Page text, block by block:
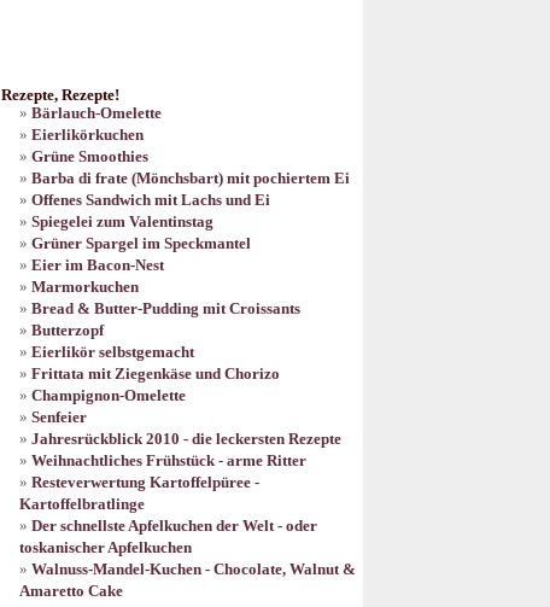
Rezepte, Rezepte!
Bärlauch-Omelette
Eierlikörkuchen
Grüne Smoothies
Barba di frate (Mönchsbart) mit pochiertem Ei
Offenes Sandwich mit Lachs und Ei
Spiegelei zum Valentinstag
Grüner Spargel im Speckmantel
Eier im Bacon-Nest
Marmorkuchen
Bread & Butter-Pudding mit Croissants
Butterzopf
Eierlikör selbstgemacht
Frittata mit Ziegenkäse und Chorizo
Champignon-Omelette
Senfeier
Jahresrückblick 2010 - die leckersten Rezepte
Weihnachtliches Frühstück - arme Ritter
Resteverwertung Kartoffelpüree -
Kartoffelbratlinge
Der schnellste Apfelkuchen der Welt - oder
toskanischer Apfelkuchen
Walnuss-Mandel-Kuchen - Chocolate, Walnut &
Amaretto Cake